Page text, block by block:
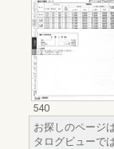
540
お探しのページ
タログビューで